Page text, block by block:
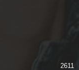
2611